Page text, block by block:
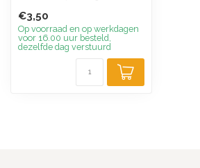
€3,50
Op voorraad en op werkdagen
voor 16.00 uur besteld,
dezelfde dag verstuurd